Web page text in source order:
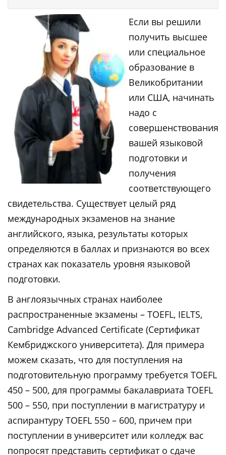
Если вы решили
получить высшее
или специальное
образование в
Великобритании
или США, начинать
надо с
совершенствования
вашей языковой
подготовки и
получения
соответствующего
свидетельства. Существует целый ряд
международных экзаменов на знание
английского, языка, результаты которых
определяются в баллах и признаются во всех
странах как показатель уровня языковой
подготовки.
В англоязычных странах наиболее
распространенные экзамены – TOEFL, IELTS,
Cambridge Advanced Certificate (Сертификат
Кембриджского университета). Для примера
можем сказать, что для поступления на
подготовительную программу требуется TOEFL
450 – 500, для программы бакалавриата TOEFL
500 – 550, при поступлении в магистратуру и
аспирантуру TOEFL 550 – 600, причем при
поступлении в университет или колледж вас
попросят представить сертификат о сдаче